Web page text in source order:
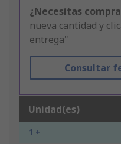
¿Necesitas
nueva cantidad y
entrega"
Consultar
Unidad(es)
1 +